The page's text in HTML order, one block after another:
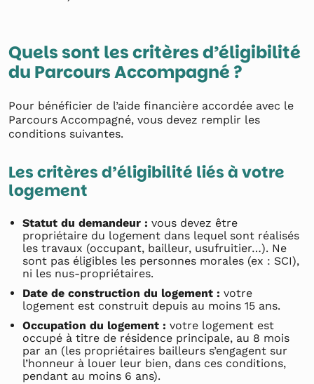
Quels sont les critères d’éligibilité
du Parcours Accompagné ?
Pour bénéficier de l’aide financière accordée avec le
Parcours Accompagné, vous devez remplir les
conditions suivantes.
Les critères d’éligibilité liés à votre
logement
Statut du demandeur : vous devez être
propriétaire du logement dans lequel sont réalisés
les travaux (occupant, bailleur, usufruitier…). Ne
sont pas éligibles les personnes morales (ex : SCI),
ni les nus-propriétaires.
Date de construction du logement : votre
logement est construit depuis au moins 15 ans.
Occupation du logement : votre logement est
occupé à titre de résidence principale, au 8 mois
par an (les propriétaires bailleurs s’engagent sur
l’honneur à louer leur bien, dans ces conditions,
pendant au moins 6 ans).